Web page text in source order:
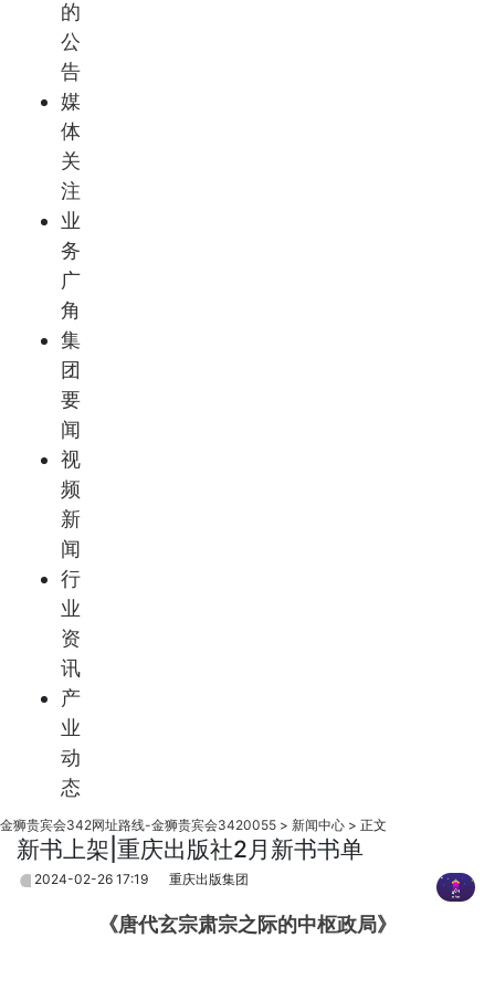
的
公
告
媒
体
关
注
业
务
广
角
集
团
要
闻
视
频
新
闻
行
业
资
讯
产
业
动
态
金狮贵宾会342网址路线-金狮贵宾会3420055 > 新闻中心 > 正文
新书上架|重庆出版社2月新书书单
2024-02-26 17:19 重庆出版集团
《唐代玄宗肃宗之际的中枢政局》